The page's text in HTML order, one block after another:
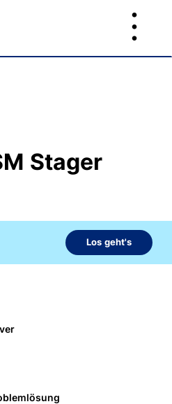
︙
Stager
Los geht's